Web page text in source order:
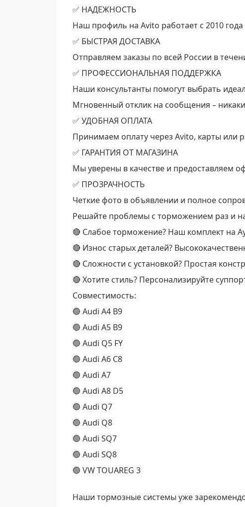
✅ НАДЕЖНОСТЬ
Наш профиль на Avito работает с 2010
✅ БЫСТРАЯ ДОСТАВКА
Отправляем заказы по всей России в
✅ ПРОФЕССИОНАЛЬНАЯ ПОДДЕРЖКА
Наши консультанты помогут выбрать
Мгновенный отклик на сообщения –
✅ УДОБНАЯ ОПЛАТА
Принимаем оплату через Avito, карты или
✅ ГАРАНТИЯ ОТ МАГАЗИНА
Мы уверены в качестве и предоставляем
✅ ПРОЗРАЧНОСТЬ
Четкие фото в объявлении и полное
Решайте проблемы с торможением раз и
🔴 Слабое торможение? Наш комплект на
🔴 Износ старых деталей?
🔴 Сложности с установкой? Простая
🔴 Хотите стиль? Персонализируйте
Совместимость:
🟢 Audi A4 B9
🟢 Audi A5 B9
🟢 Audi Q5 FY
🟢 Audi A6 C8
🟢 Audi A7
🟢 Audi A8 D5
🟢 Audi Q7
🟢 Audi Q8
🟢 Audi SQ7
🟢 Audi SQ8
🟢 VW TOUAREG 3
Наши тормозные системы уже